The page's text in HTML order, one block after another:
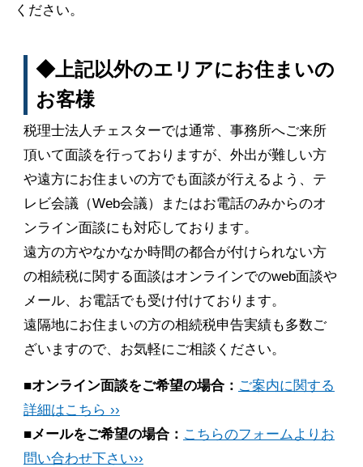
ください。
◆上記以外のエリアにお住まいの
お客様
税理士法人チェスターでは通常、事務所へご来所
頂いて面談を行っておりますが、外出が難しい方
や遠方にお住まいの方でも面談が行えるよう、テ
レビ会議（Web会議）またはお電話のみからのオ
ンライン面談にも対応しております。
遠方の方やなかなか時間の都合が付けられない方
の相続税に関する面談はオンラインでのweb面談や
メール、お電話でも受け付けております。
遠隔地にお住まいの方の相続税申告実績も多数ご
ざいますので、お気軽にご相談ください。
■オンライン面談をご希望の場合： ご案内に関する
詳細はこちら ››
■メールをご希望の場合： こちらのフォームよりお
問い合わせ下さい››